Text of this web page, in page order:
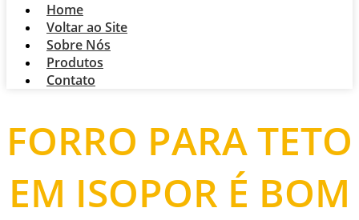
Home
Voltar ao Site
Sobre Nós
Produtos
Contato
FORRO PARA TETO
EM ISOPOR É BOM